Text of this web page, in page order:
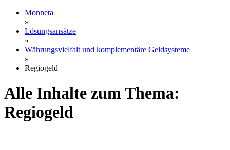
Monneta
»
Lösungsansätze
»
Währungsvielfalt und komplementäre Geldsysteme
»
Regiogeld
Alle Inhalte zum Thema:
Regiogeld